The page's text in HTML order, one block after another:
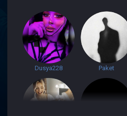
Dusya228 Paket